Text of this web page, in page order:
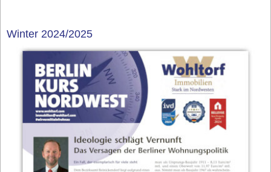
Winter 2024/2025